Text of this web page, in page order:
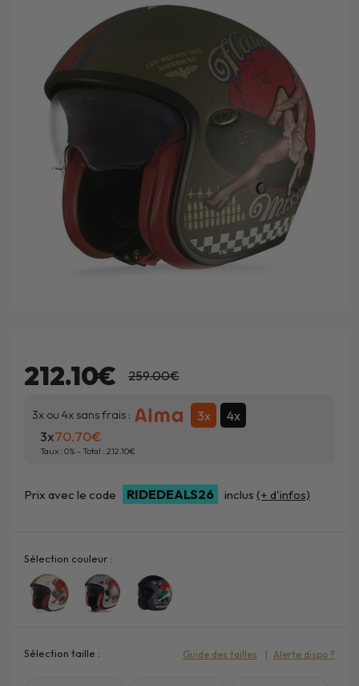
212.10€ 259.00€
3x ou 4x sans frais : 3x 4x
3x70.70
Taux : 0% - Total : 212.10
Prix avec le code RIDEDEALS26 inclus (+ d'infos)
Sélection couleur :
Sélection taille : Guide des tailles Alerte dispo ?